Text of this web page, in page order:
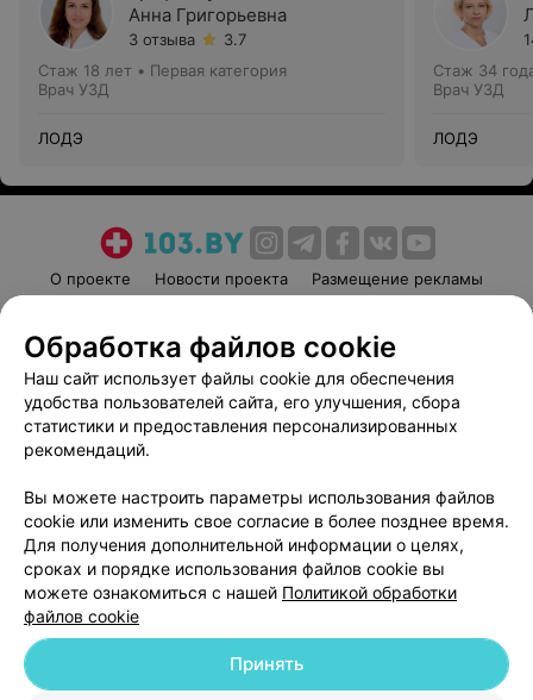
Анна Григорьевна
3 отзыва
3.7
Стаж 18 лет • Первая категория
Врач УЗД
ЛОДЭ
Стаж 34
Врач УЗД
ЛОДЭ
О проекте Новости проекта
Размещение рекламы
Пользовательское соглашение
Способы оплаты
Вакансии
Партнеры
Написать руководителю 103.by
Обработка персональных данных
© 2026 ООО «Артокс Лаб», УНП 191700409
| 220012, Республика Беларусь,
Обработка файлов cookie
Наш сайт использует файлы cookie для обеспечения
удобства пользователей сайта, его улучшения, сбора
статистики и предоставления персонализированных
рекомендаций.
Вы можете настроить параметры использования файлов
cookie или изменить свое согласие в более позднее время.
Для получения дополнительной информации о целях,
сроках и порядке использования файлов cookie вы
можете ознакомиться с нашей Политикой обработки
файлов cookie
Принять